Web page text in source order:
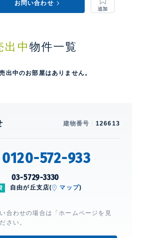
お問い合わせ
出中 物件一覧
出中のお部屋はありません。
建物番号 126613
0120-572-933
03-5729-3330
自由が丘支店( マップ)
合わせの場合は「ホームページを見
さい。